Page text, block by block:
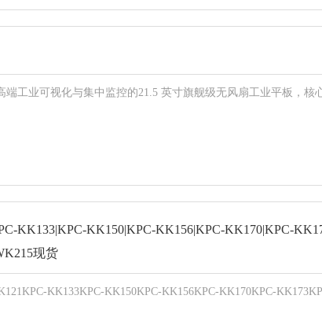
端工业可视化与集中监控的21.5 英寸旗舰级无风扇工业平板，
KK133|KPC-KK150|KPC-KK156|KPC-KK170|KPC-
现货
KK133KPC-KK150KPC-KK156KPC-KK170KPC-